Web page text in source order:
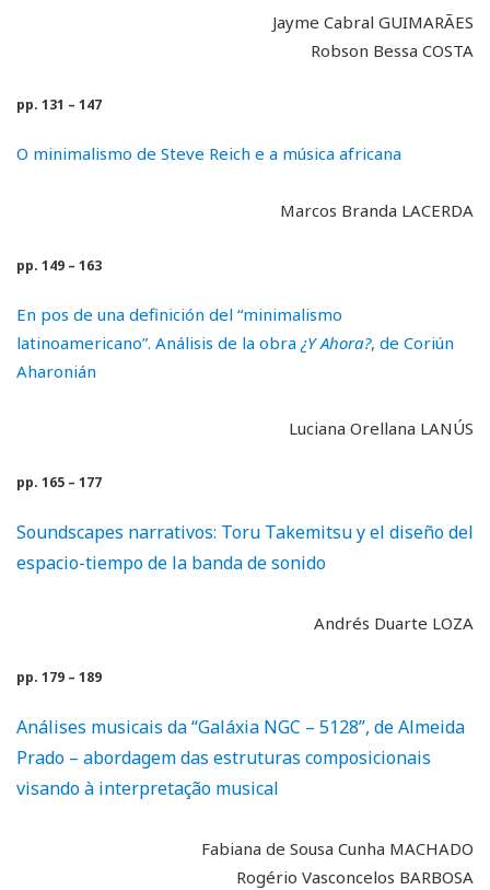
Jayme Cabral GUIMARÃES
Robson Bessa COSTA
pp. 131 – 147
O minimalismo de Steve Reich e a música africana
Marcos Branda LACERDA
pp. 149 – 163
En pos de una definición del “minimalismo
latinoamericano”. Análisis de la obra ¿Y Ahora?, de Coriún
Aharonián
Luciana Orellana LANÚS
pp. 165 – 177
Soundscapes narrativos: Toru Takemitsu y el diseño del
espacio-tiempo de la banda de sonido
Andrés Duarte LOZA
pp. 179 – 189
Análises musicais da “Galáxia NGC – 5128”, de Almeida
Prado – abordagem das estruturas composicionais
visando à interpretação musical
Fabiana de Sousa Cunha MACHADO
Rogério Vasconcelos BARBOSA